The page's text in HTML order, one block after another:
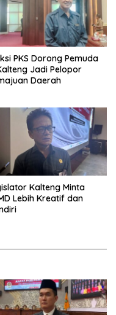
PKS Dorong Pemuda
Jadi Pelopor
Daerah
Kalteng Minta
Lebih Kreatif dan